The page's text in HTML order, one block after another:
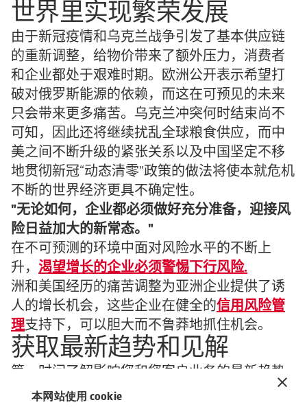
本网站使用 cookie
世界里实现繁荣发展
由于新冠疫情和乌克兰战争引发了基本供应链
的重新调整，给物价带来了额外压力，消费者
和企业都处于艰难时期。欧洲公开表示希望打
破对俄罗斯能源的依赖，而这在可预见的未来
只会带来更多痛苦。乌克兰冲突何时结束尚不
可知，因此还将继续扰乱全球粮食供应，而中
美之间不断升级的紧张关系以及中国坚定不移
地贯彻新冠“动态清零”政策的做法将使本就危机
不断的世界经济更具不确定性。
无论如何，企业都必须做好充分准备，迎接风
险日益加大的新常态。
在不可预测的环境中面对风险水平的不断上
升， 渴望增长的企业必须警惕下行风险.
洲和美国经历的痛苦调整为亚洲企业提供了诱
人的增长机会，这些企业在健全的信用风险管
理支持下，可以胆大而不鲁莽地抓住机会。
获取最新趋势和见解
第一时间了解影响您和您客户业务的最新趋势
和经济发展。